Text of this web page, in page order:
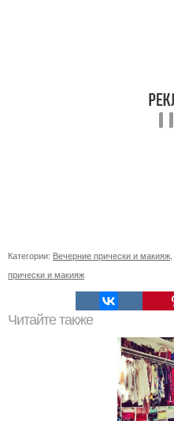
Категории: Вечерние прически и макияж
прически и макияж
Читайте также